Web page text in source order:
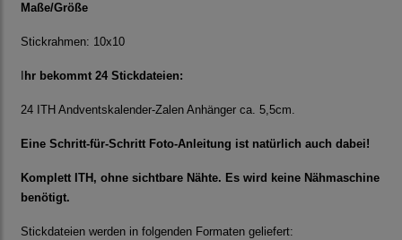
Maße/Größe
Stickrahmen: 10x10
hr bekommt 24 Stickdateien:
24 ITH Andventskalender-Zalen Anhänger ca. 5,5cm.
Eine Schritt-für-Schritt Foto-Anleitung ist natürlich auch dabei!
Komplett ITH, ohne sichtbare Nähte. Es wird keine Nähmaschine
benötigt.
Stickdateien werden in folgenden Formaten geliefert: